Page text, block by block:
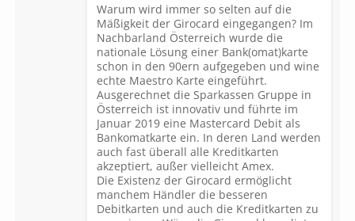
Warum wird immer so selten auf die
Mäßigkeit der Girocard eingegangen? Im
Nachbarland Österreich wurde die
nationale Lösung einer Bank(omat)karte
schon in den 90ern aufgegeben und wine
echte Maestro Karte eingeführt.
Ausgerechnet die Sparkassen Gruppe in
Österreich ist innovativ und führte im
Januar 2019 eine Mastercard Debit als
Bankomatkarte ein. In deren Land werden
auch fast überall alle Kreditkarten
akzeptiert, außer vielleicht Amex.
Die Existenz der Girocard ermöglicht
manchem Händler die besseren
Debitkarten und auch die Kreditkarten zu